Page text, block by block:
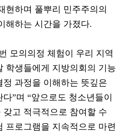
현하며 풀뿌리 민주주의의
해하는 시간을 가졌다.
모의의정 체험이 우리 지역
학생들에게 지방의회의 기능
정 과정을 이해하는 뜻깊은
”며 “앞으로도 청소년들이
갖고 적극적으로 참여할 수
프로그램을 지속적으로 마련